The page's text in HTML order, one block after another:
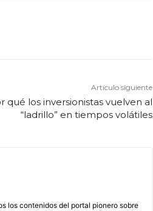
Artículo siguiente
qué los inversionistas vuelven al
“ladrillo” en tiempos volátiles
los contenidos del portal pionero sobre